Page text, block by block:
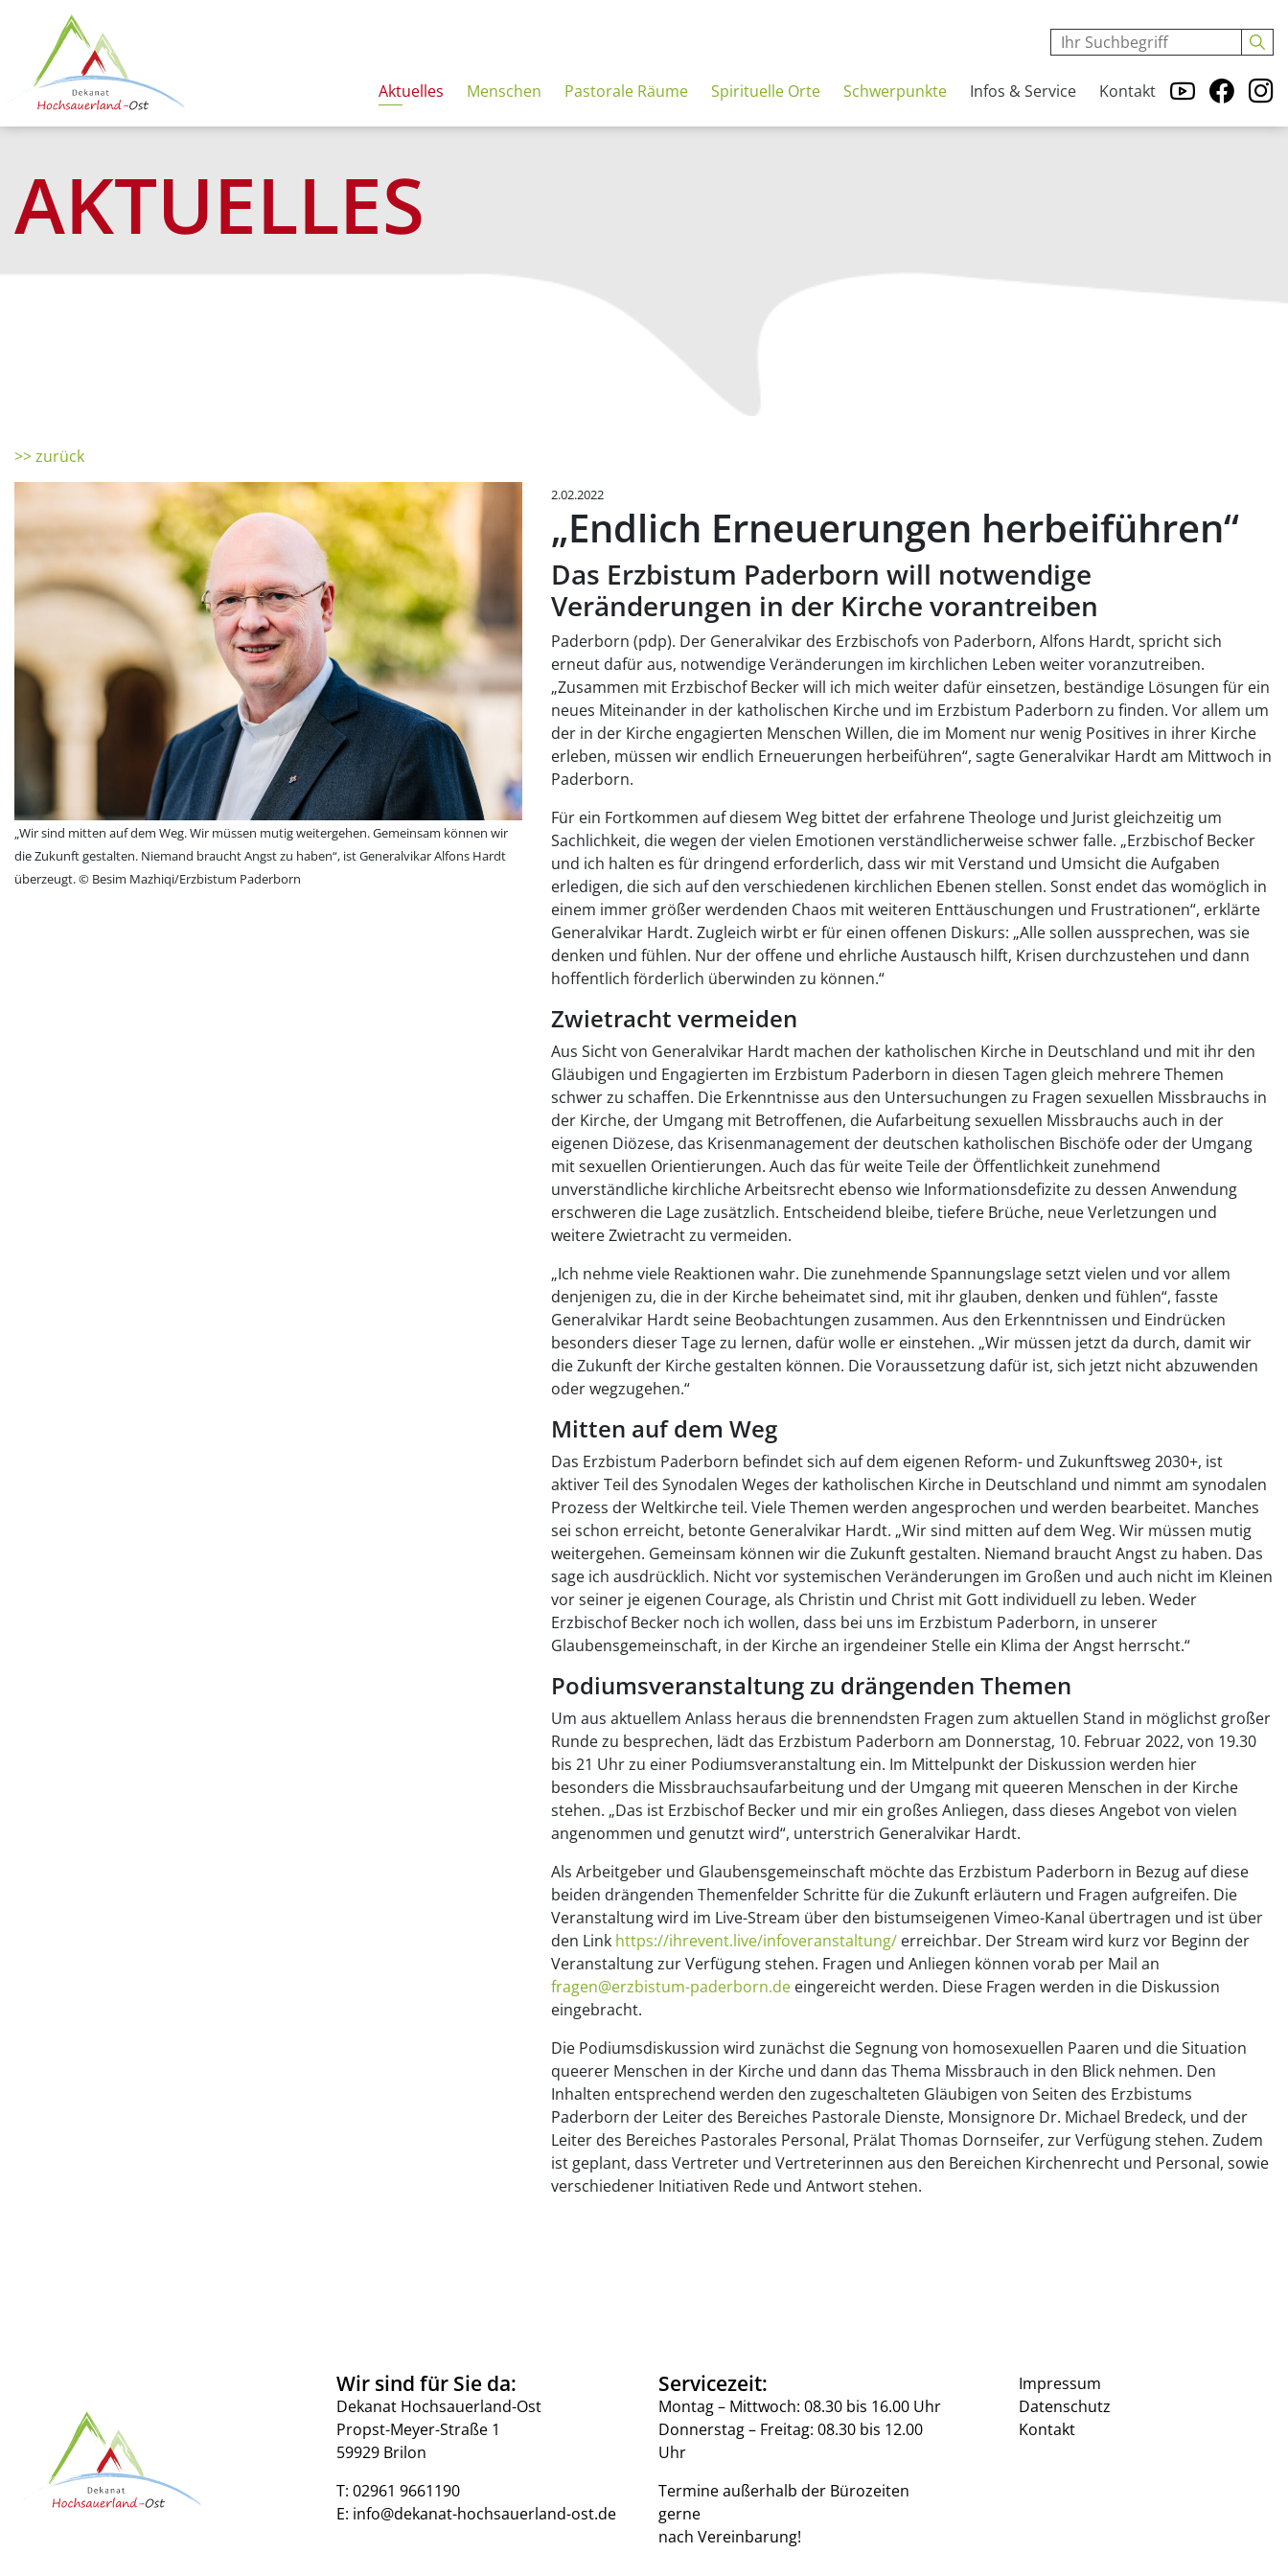
Aktuelles Menschen Pastorale Räume Spirituelle Orte Schwerpunkte Infos & Service Kontakt
AKTUELLES
>> zurück
„Wir sind mitten auf dem Weg. Wir müssen mutig weitergehen. Gemeinsam können wir
die Zukunft gestalten. Niemand braucht Angst zu haben“, ist Generalvikar Alfons Hardt
überzeugt. © Besim Mazhiqi/Erzbistum Paderborn
2.02.2022
„Endlich Erneuerungen herbeiführen“
Das Erzbistum Paderborn will notwendige
Veränderungen in der Kirche vorantreiben
Paderborn (pdp). Der Generalvikar des Erzbischofs von Paderborn, Alfons Hardt, spricht sich
erneut dafür aus, notwendige Veränderungen im kirchlichen Leben weiter voranzutreiben.
„Zusammen mit Erzbischof Becker will ich mich weiter dafür einsetzen, beständige Lösungen für ein
neues Miteinander in der katholischen Kirche und im Erzbistum Paderborn zu finden. Vor allem um
der in der Kirche engagierten Menschen Willen, die im Moment nur wenig Positives in ihrer Kirche
erleben, müssen wir endlich Erneuerungen herbeiführen“, sagte Generalvikar Hardt am Mittwoch in
Paderborn.
Für ein Fortkommen auf diesem Weg bittet der erfahrene Theologe und Jurist gleichzeitig um
Sachlichkeit, die wegen der vielen Emotionen verständlicherweise schwer falle. „Erzbischof Becker
und ich halten es für dringend erforderlich, dass wir mit Verstand und Umsicht die Aufgaben
erledigen, die sich auf den verschiedenen kirchlichen Ebenen stellen. Sonst endet das womöglich in
einem immer größer werdenden Chaos mit weiteren Enttäuschungen und Frustrationen“, erklärte
Generalvikar Hardt. Zugleich wirbt er für einen offenen Diskurs: „Alle sollen aussprechen, was sie
denken und fühlen. Nur der offene und ehrliche Austausch hilft, Krisen durchzustehen und dann
hoffentlich förderlich überwinden zu können.“
Zwietracht vermeiden
Aus Sicht von Generalvikar Hardt machen der katholischen Kirche in Deutschland und mit ihr den
Gläubigen und Engagierten im Erzbistum Paderborn in diesen Tagen gleich mehrere Themen
schwer zu schaffen. Die Erkenntnisse aus den Untersuchungen zu Fragen sexuellen Missbrauchs in
der Kirche, der Umgang mit Betroffenen, die Aufarbeitung sexuellen Missbrauchs auch in der
eigenen Diözese, das Krisenmanagement der deutschen katholischen Bischöfe oder der Umgang
mit sexuellen Orientierungen. Auch das für weite Teile der Öffentlichkeit zunehmend
unverständliche kirchliche Arbeitsrecht ebenso wie Informationsdefizite zu dessen Anwendung
erschweren die Lage zusätzlich. Entscheidend bleibe, tiefere Brüche, neue Verletzungen und
weitere Zwietracht zu vermeiden.
„Ich nehme viele Reaktionen wahr. Die zunehmende Spannungslage setzt vielen und vor allem
denjenigen zu, die in der Kirche beheimatet sind, mit ihr glauben, denken und fühlen“, fasste
Generalvikar Hardt seine Beobachtungen zusammen. Aus den Erkenntnissen und Eindrücken
besonders dieser Tage zu lernen, dafür wolle er einstehen. „Wir müssen jetzt da durch, damit wir
die Zukunft der Kirche gestalten können. Die Voraussetzung dafür ist, sich jetzt nicht abzuwenden
oder wegzugehen.“
Mitten auf dem Weg
Das Erzbistum Paderborn befindet sich auf dem eigenen Reform- und Zukunftsweg 2030+, ist
aktiver Teil des Synodalen Weges der katholischen Kirche in Deutschland und nimmt am synodalen
Prozess der Weltkirche teil. Viele Themen werden angesprochen und werden bearbeitet. Manches
sei schon erreicht, betonte Generalvikar Hardt. „Wir sind mitten auf dem Weg. Wir müssen mutig
weitergehen. Gemeinsam können wir die Zukunft gestalten. Niemand braucht Angst zu haben. Das
sage ich ausdrücklich. Nicht vor systemischen Veränderungen im Großen und auch nicht im Kleinen
vor seiner je eigenen Courage, als Christin und Christ mit Gott individuell zu leben. Weder
Erzbischof Becker noch ich wollen, dass bei uns im Erzbistum Paderborn, in unserer
Glaubensgemeinschaft, in der Kirche an irgendeiner Stelle ein Klima der Angst herrscht.“
Podiumsveranstaltung zu drängenden Themen
Um aus aktuellem Anlass heraus die brennendsten Fragen zum aktuellen Stand in möglichst großer
Runde zu besprechen, lädt das Erzbistum Paderborn am Donnerstag, 10. Februar 2022, von 19.30
bis 21 Uhr zu einer Podiumsveranstaltung ein. Im Mittelpunkt der Diskussion werden hier
besonders die Missbrauchsaufarbeitung und der Umgang mit queeren Menschen in der Kirche
stehen. „Das ist Erzbischof Becker und mir ein großes Anliegen, dass dieses Angebot von vielen
angenommen und genutzt wird“, unterstrich Generalvikar Hardt.
Als Arbeitgeber und Glaubensgemeinschaft möchte das Erzbistum Paderborn in Bezug auf diese
beiden drängenden Themenfelder Schritte für die Zukunft erläutern und Fragen aufgreifen. Die
Veranstaltung wird im Live-Stream über den bistumseigenen Vimeo-Kanal übertragen und ist über
den Link https://ihrevent.live/infoveranstaltung/ erreichbar. Der Stream wird kurz vor Beginn der
Veranstaltung zur Verfügung stehen. Fragen und Anliegen können vorab per Mail an
fragen@erzbistum-paderborn.de eingereicht werden. Diese Fragen werden in die Diskussion
eingebracht.
Die Podiumsdiskussion wird zunächst die Segnung von homosexuellen Paaren und die Situation
queerer Menschen in der Kirche und dann das Thema Missbrauch in den Blick nehmen. Den
Inhalten entsprechend werden den zugeschalteten Gläubigen von Seiten des Erzbistums
Paderborn der Leiter des Bereiches Pastorale Dienste, Monsignore Dr. Michael Bredeck, und der
Leiter des Bereiches Pastorales Personal, Prälat Thomas Dornseifer, zur Verfügung stehen. Zudem
ist geplant, dass Vertreter und Vertreterinnen aus den Bereichen Kirchenrecht und Personal, sowie
verschiedener Initiativen Rede und Antwort stehen.
Wir sind für Sie da:
Dekanat Hochsauerland-Ost
Propst-Meyer-Straße 1
59929 Brilon
T: 02961 9661190
E: info@dekanat-hochsauerland-ost.de
Servicezeit:
Montag – Mittwoch: 08.30 bis 16.00 Uhr
Donnerstag – Freitag: 08.30 bis 12.00
Uhr
Termine außerhalb der Bürozeiten
gerne
nach Vereinbarung!
Impressum
Datenschutz
Kontakt